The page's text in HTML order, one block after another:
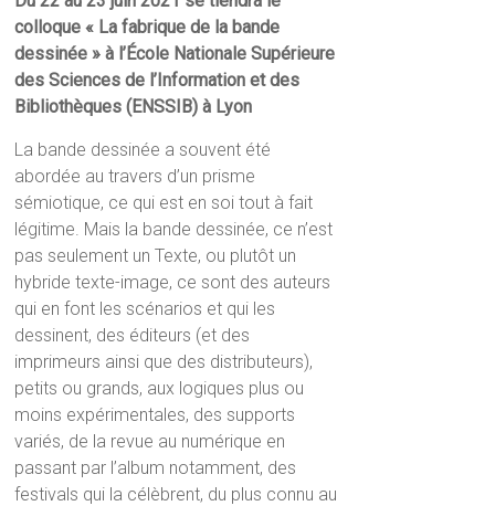
colloque « La fabrique de la bande
dessinée » à l’École Nationale Supérieure
des Sciences de l’Information et des
Bibliothèques (ENSSIB) à Lyon
La bande dessinée a souvent été
abordée au travers d’un prisme
sémiotique, ce qui est en soi tout à fait
légitime. Mais la bande dessinée, ce n’est
pas seulement un Texte, ou plutôt un
hybride texte-image, ce sont des auteurs
qui en font les scénarios et qui les
dessinent, des éditeurs (et des
imprimeurs ainsi que des distributeurs),
petits ou grands, aux logiques plus ou
moins expérimentales, des supports
variés, de la revue au numérique en
passant par l’album notamment, des
festivals qui la célèbrent, du plus connu au